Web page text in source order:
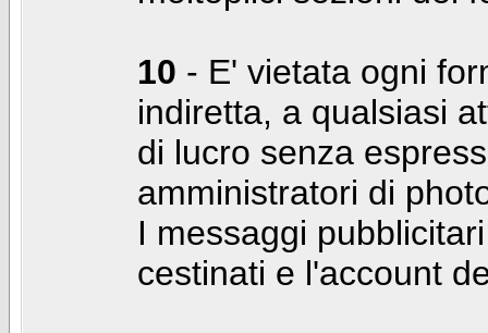
10 - E' vietata ogni
indiretta, a qualsiasi
di lucro senza
amministratori di
I messaggi
cestinati e l'account